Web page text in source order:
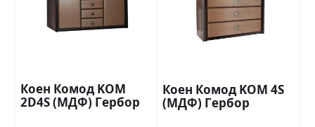
Коен Комод KOM
2D4S (МДФ) Гербор
Коен Комод KOM 4S
(МДФ) Гербор